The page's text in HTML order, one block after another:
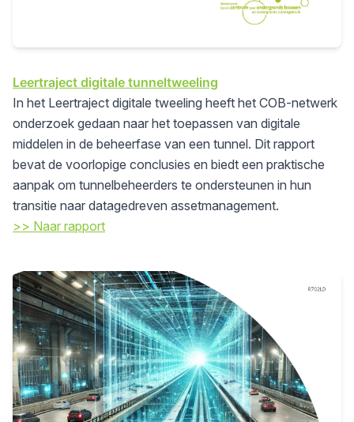
Leertraject digitale tunneltweeling
In het Leertraject digitale tweeling heeft het COB-netwerk
onderzoek gedaan naar het toepassen van digitale
middelen in de beheerfase van een tunnel. Dit rapport
bevat de voorlopige conclusies en biedt een praktische
aanpak om tunnelbeheerders te ondersteunen in hun
transitie naar datagedreven assetmanagement.
>> Naar rapport